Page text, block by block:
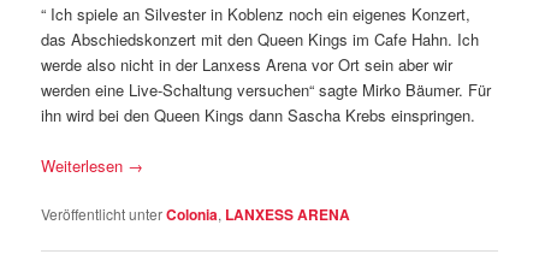
“ Ich spiele an Silvester in Koblenz noch ein eigenes Konzert,
das Abschiedskonzert mit den Queen Kings im Cafe Hahn. Ich
werde also nicht in der Lanxess Arena vor Ort sein aber wir
werden eine Live-Schaltung versuchen“ sagte Mirko Bäumer. Für
ihn wird bei den Queen Kings dann Sascha Krebs einspringen.
Weiterlesen →
Veröffentlicht unterColonia, LANXESS ARENA